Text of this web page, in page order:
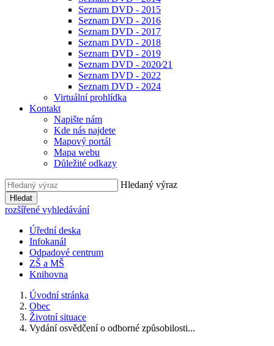
Seznam DVD - 2015
Seznam DVD - 2016
Seznam DVD - 2017
Seznam DVD - 2018
Seznam DVD - 2019
Seznam DVD - 2020⁄21
Seznam DVD - 2022
Seznam DVD - 2024
Virtuální prohlídka
Kontakt
Napište nám
Kde nás najdete
Mapový portál
Mapa webu
Důležité odkazy
Hledaný výraz
Hledat
rozšířené vyhledávání
Úřední deska
Infokanál
Odpadové centrum
ZŠ a MŠ
Knihovna
Úvodní stránka
Obec
Životní situace
Vydání osvědčení o odborné způsobilosti...